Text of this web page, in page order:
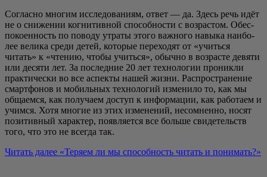
Соглас­но мно­гим иссле­до­ва­ни­ям, ответ — да. Здесь речь идёт
не о сни­же­нии когни­тив­ной спо­соб­но­сти с воз­рас­том. Обес­
по­ко­ен­ность по пово­ду утра­ты это­го важ­но­го навы­ка наи­бо­
лее вели­ка сре­ди детей, кото­рые пере­хо­дят от «учить­ся
читать» к «чте­нию, что­бы учить­ся», обыч­но в воз­расте девя­ти
или деся­ти лет. За послед­ние 20 лет тех­но­ло­гии про­ник­ли
прак­ти­че­ски во все аспек­ты нашей жиз­ни. Рас­про­стра­не­ние
смарт­фо­нов и мобиль­ных тех­но­ло­гий изме­ни­ло то, как мы
обща­ем­ся, как полу­ча­ем доступ к инфор­ма­ции, как рабо­та­ем и
учим­ся. Хотя мно­гие из этих изме­не­ний, несо­мнен­но, носят
пози­тив­ный харак­тер, появ­ля­ет­ся все боль­ше сви­де­тельств
того, что это не все­гда так.
Читать далее «Теря­ем ли мы спо­соб­ность читать и понимать?»